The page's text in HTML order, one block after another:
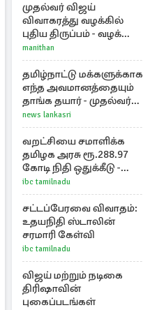
முதல்வர் விஜய்
விவாகரத்து வழக்கில்
புதிய திருப்பம் - வழக்கை
வாபஸ் பெற்ற சங்கீதா!
manithan
தமிழ்நாட்டு மக்களுக்காக
எந்த அவமானத்தையும்
தாங்க தயார் - முதல்வர்
விஜய்
news lankasri
வறட்சியை சமாளிக்க
தமிழக அரசு ரூ.288.97
கோடி நிதி ஒதுக்கீடு -
வெளியான அரசாணை
ibc tamilnadu
சட்டப்பேரவை விவாதம்:
உதயநிதி ஸ்டாலின்
சரமாரி கேள்வி
ibc tamilnadu
விஜய் மற்றும் நடிகை
திரிஷாவின்
புகைப்படங்கள்